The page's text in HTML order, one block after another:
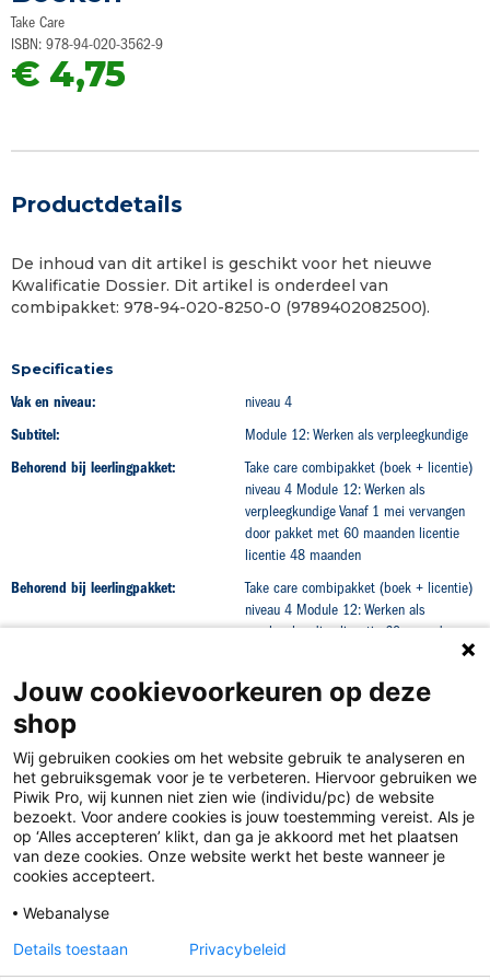
Take Care
ISBN: 978-94-020-3562-9
€ 4,75
begin
van
de
afbeeldingen-
Productdetails
De inhoud van dit artikel is geschikt voor het nieuwe
Kwalificatie Dossier. Dit artikel is onderdeel van
combipakket: 978-94-020-8250-0 (9789402082500).
Specificaties
Vak en niveau:
niveau 4
Subtitel:
Module 12: Werken als verpleegkundige
Behorend bij leerlingpakket:
Take care combipakket (boek + licentie)
niveau 4 Module 12: Werken als
verpleegkundige Vanaf 1 mei vervangen
door pakket met 60 maanden licentie
licentie 48 maanden
Behorend bij leerlingpakket:
Take care combipakket (boek + licentie)
niveau 4 Module 12: Werken als
verpleegkundige licentie 60 maanden
Disclaimer
Algemene voorwaarden
Jouw cookievoorkeuren op deze
shop
Wij gebruiken cookies om het website gebruik te analyseren en
het gebruiksgemak voor je te verbeteren. Hiervoor gebruiken we
Piwik Pro, wij kunnen niet zien wie (individu/pc) de website
bezoekt. Voor andere cookies is jouw toestemming vereist. Als je
op ‘Alles accepteren’ klikt, dan ga je akkoord met het plaatsen
van deze cookies. Onze website werkt het beste wanneer je
cookies accepteert.
Webanalyse
Details toestaan
Privacybeleid